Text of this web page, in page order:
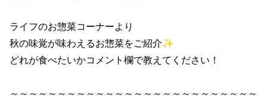
ライフのお惣菜コーナーより
秋の味覚が味わえるお惣菜をご紹介✨
どれが食べたいかコメント欄で教えてください！
～～～～～～～～～～～～～～～～～～～～～～～～～～